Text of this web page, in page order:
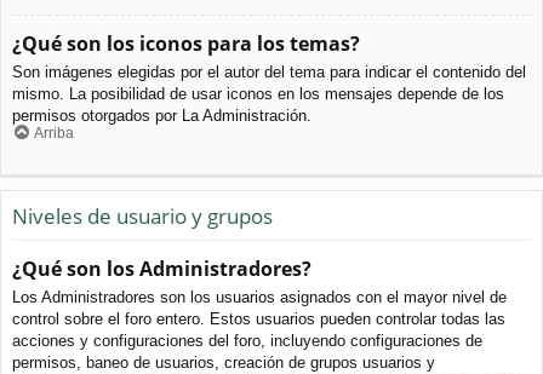
¿Qué son los iconos para los temas?
Son imágenes elegidas por el autor del tema para indicar el contenido del
mismo. La posibilidad de usar iconos en los mensajes depende de los
permisos otorgados por La Administración.
Arriba
Niveles de usuario y grupos
¿Qué son los Administradores?
Los Administradores son los usuarios asignados con el mayor nivel de
control sobre el foro entero. Estos usuarios pueden controlar todas las
acciones y configuraciones del foro, incluyendo configuraciones de
permisos, baneo de usuarios, creación de grupos usuarios y